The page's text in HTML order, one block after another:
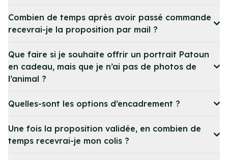
Combien de temps après avoir passé commande
recevrai-je la proposition par mail ?
Que faire si je souhaite offrir un portrait Patoun
en cadeau, mais que je n’ai pas de photos de
l’animal ?
Quelles-sont les options d’encadrement ?
Une fois la proposition validée, en combien de
temps recevrai-je mon colis ?